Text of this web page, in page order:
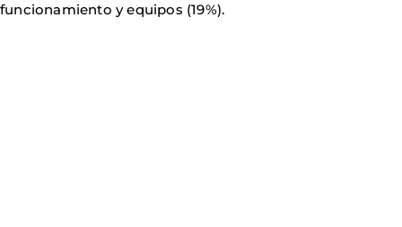
funcionamiento y equipos (19%).